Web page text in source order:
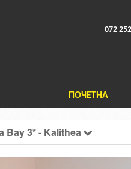
072
ПОЧЕТНА
Bay 3* - Kalithea